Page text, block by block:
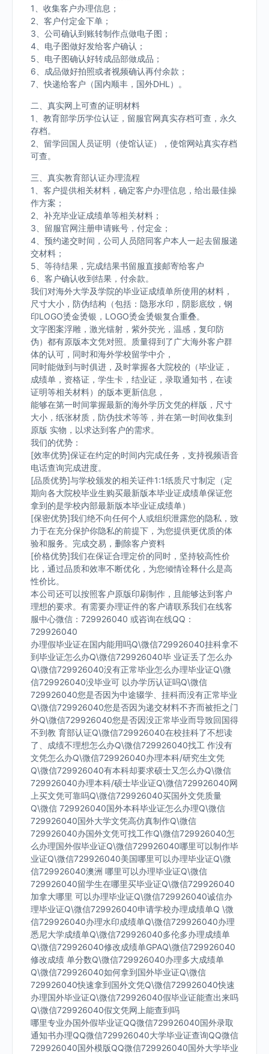
1、收集客户办理信息；
2、客户付定金下单；
3、公司确认到账转制作点做电子图；
4、电子图做好发给客户确认；
5、电子图确认好转成品部做成品；
6、成品做好拍照或者视频确认再付余款；
7、快递给客户（国内顺丰，国外DHL）。
二、真实网上可查的证明材料
1、教育部学历学位认证，留服官网真实存档可查，永久
存档。
2、留学回国人员证明（使馆认证），使馆网站真实存档
可查。
三、真实教育部认证办理流程
1、客户提供相关材料，确定客户办理信息，给出最佳操
作方案；
2、补充毕业证成绩单等相关材料；
3、留服官网注册申请账号，付定金；
4、预约递交时间，公司人员陪同客户本人一起去留服递
交材料；
5、等待结果，完成结果书留服直接邮寄给客户
6、客户确认收到结果，付余款。
我们对海外大学及学院的毕业证成绩单所使用的材料，
尺寸大小，防伪结构（包括：隐形水印，阴影底纹，钢
印LOGO烫金烫银，LOGO烫金烫银复合重叠。
文字图案浮雕，激光镭射，紫外荧光，温感，复印防
伪）都有原版本文凭对照。质量得到了广大海外客户群
体的认可，同时和海外学校留学中介，
同时能做到与时俱进，及时掌握各大院校的（毕业证，
成绩单，资格证，学生卡，结业证，录取通知书，在读
证明等相关材料）的版本更新信息，
能够在第一时间掌握最新的海外学历文凭的样版，尺寸
大小，纸张材质，防伪技术等等，并在第一时间收集到
原版 实物，以求达到客户的需求。
我们的优势：
[效率优势]保证在约定的时间内完成任务，支持视频语音
电话查询完成进度。
[品质优势]与学校颁发的相关证件1:1纸质尺寸制定（定
期向各大院校毕业生购买最新版本毕业证成绩单保证您
拿到的是学校内部最新版本毕业证成绩单）
[保密优势]我们绝不向任何个人或组织泄露您的隐私，致
力于在充分保护你隐私的前提下，为您提供更优质的体
验和服务。完成交易，删除客户资料
[价格优势]我们在保证合理定价的同时，坚持较高性价
比，通过品质和效率不断优化，为您倾情诠释什么是高
性价比。
本公司还可以按照客户原版印刷制作，且能够达到客户
理想的要求。有需要办理证件的客户请联系我们在线客
服中心微信：729926040 或咨询在线QQ：
729926040
办理假毕业证在国内能用吗Q\微信729926040挂科拿不
到毕业证怎么办Q\微信729926040毕 业证丢了怎么办
Q\微信729926040没有正常毕业怎么办理毕业证Q\微
信729926040没毕业可 以办学历认证吗Q\微信
729926040您是否因为中途辍学、挂科而没有正常毕业
Q\微信729926040您是否因为递交材料不齐而被拒之门
外Q\微信729926040您是否因没正常毕业而导致回国得
不到教 育部认证Q\微信729926040在校挂科了不想读
了、成绩不理想怎么办Q\微信729926040找工 作没有
文凭怎么办Q\微信729926040办理本科/研究生文凭
Q\微信729926040有本科却要求硕士又怎么办Q\微信
729926040办理本科/硕士毕业证Q\微信729926040网
上买文凭可靠吗Q\微信729926040买国外文凭质量
Q\微信 729926040国外本科毕业证怎么办理Q\微信
729926040国外大学文凭高仿真制作Q\微信
729926040办国外文凭可找工作Q\微信729926040怎
么办理国外假毕业证Q\微信729926040哪里可以制作毕
业证Q\微信729926040美国哪里可以办理毕业证Q\微
信729926040澳洲 哪里可以办理毕业证Q\微信
729926040留学生在哪里买毕业证Q\微信729926040
加拿大哪里 可以办理毕业证Q\微信729926040诚信办
理毕业证Q\微信729926040申请学校办理成绩单Q \微
信729926040办理水印成绩单Q\微信729926040办理
悉尼大学成绩单Q\微信729926040多伦多办理成绩单
Q\微信729926040修改成绩单GPAQ\微信729926040
修改成绩 单分数Q\微信729926040办理多大成绩单
Q\微信729926040如何拿到国外毕业证Q\微信
729926040快速拿到国外文凭Q\微信729926040快速
办理国外毕业证Q\微信729926040假毕业证能查出来吗
Q\微信729926040假文凭网上能查到吗
哪里专业办国外假毕业证QQ微信729926040国外录取
通知书办理QQ微信729926040大学毕业证查询QQ微信
729926040国外模版QQ微信729926040国外大学毕业